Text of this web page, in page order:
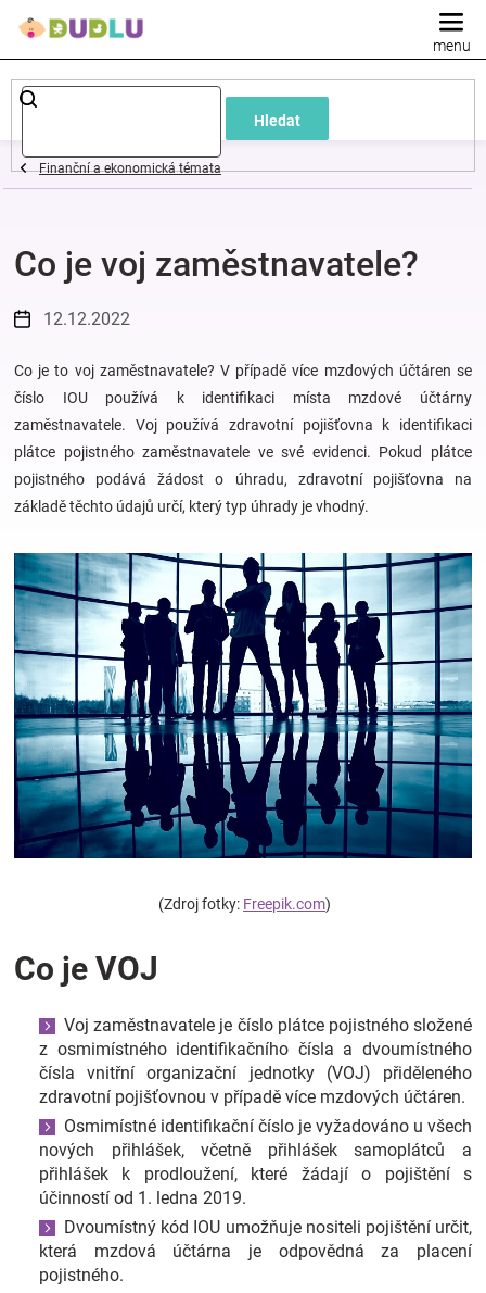
Hledat
Dětské
a
oblečení
Pokojíček
a
kojenecká
výbava
a
zábava
pro
děti
Těhotenské
Blog
Přihlášení
Finanční a ekonomická témata
Co je voj zaměstnavatele?
12.12.2022
Co je to voj zaměstnavatele? V případě více mzdových účtáren se
číslo IOU používá k identifikaci místa mzdové účtárny
zaměstnavatele. Voj používá zdravotní pojišťovna k identifikaci
plátce pojistného zaměstnavatele ve své evidenci. Pokud plátce
pojistného podává žádost o úhradu, zdravotní pojišťovna na
základě těchto údajů určí, který typ úhrady je vhodný.
(Zdroj fotky: Freepik.com)
Co je VOJ
Voj zaměstnavatele je číslo plátce pojistného složené
z osmimístného identifikačního čísla a dvoumístného
čísla vnitřní organizační jednotky (VOJ) přiděleného
zdravotní pojišťovnou v případě více mzdových účtáren.
Osmimístné identifikační číslo je vyžadováno u všech
nových přihlášek, včetně přihlášek samoplátců a
přihlášek k prodloužení, které žádají o pojištění s
účinností od 1. ledna 2019.
Dvoumístný kód IOU umožňuje nositeli pojištění určit,
která mzdová účtárna je odpovědná za placení
pojistného.